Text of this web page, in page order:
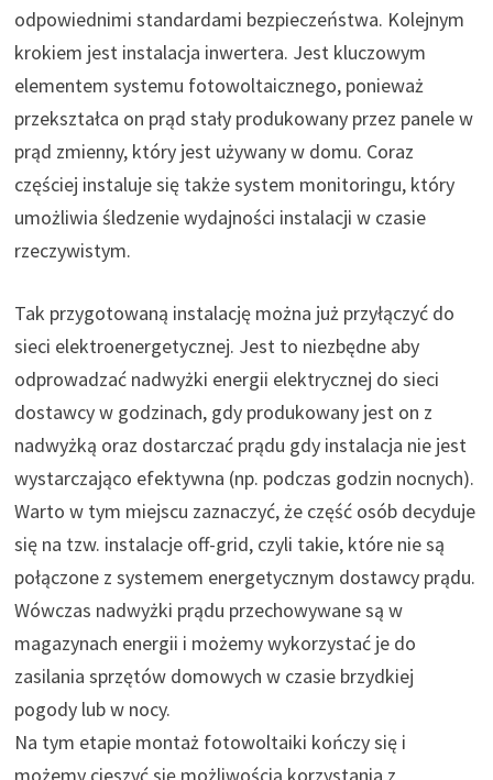
odpowiednimi standardami bezpieczeństwa. Kolejnym
krokiem jest instalacja inwertera. Jest kluczowym
elementem systemu fotowoltaicznego, ponieważ
przekształca on prąd stały produkowany przez panele w
prąd zmienny, który jest używany w domu. Coraz
częściej instaluje się także system monitoringu, który
umożliwia śledzenie wydajności instalacji w czasie
rzeczywistym.
Tak przygotowaną instalację można już przyłączyć do
sieci elektroenergetycznej. Jest to niezbędne aby
odprowadzać nadwyżki energii elektrycznej do sieci
dostawcy w godzinach, gdy produkowany jest on z
nadwyżką oraz dostarczać prądu gdy instalacja nie jest
wystarczająco efektywna (np. podczas godzin nocnych).
Warto w tym miejscu zaznaczyć, że część osób decyduje
się na tzw. instalacje off-grid, czyli takie, które nie są
połączone z systemem energetycznym dostawcy prądu.
Wówczas nadwyżki prądu przechowywane są w
magazynach energii i możemy wykorzystać je do
zasilania sprzętów domowych w czasie brzydkiej
pogody lub w nocy.
Na tym etapie montaż fotowoltaiki kończy się i
możemy cieszyć się możliwością korzystania z